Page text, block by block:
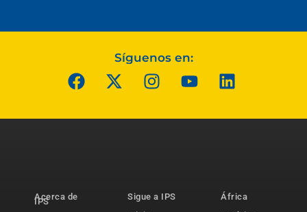
Síguenos en:
Acerca de
IPS
Sigue a IPS
África